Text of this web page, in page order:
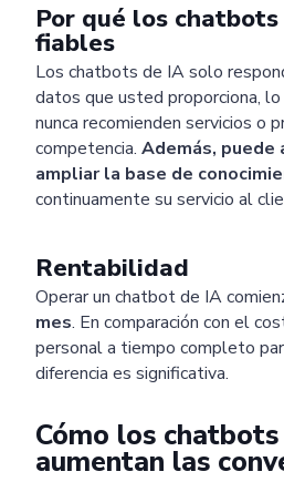
Por qué los
fiables
Los chatbots de IA solo
datos que usted proporciona,
nunca recomienden servicios o
competencia. Además, puede
ampliar la base de
continuamente su servicio al
Rentabilidad
Operar un chatbot de IA
mes. En comparación con el
personal a tiempo completo
diferencia es significativa.
Cómo los
aumentan las